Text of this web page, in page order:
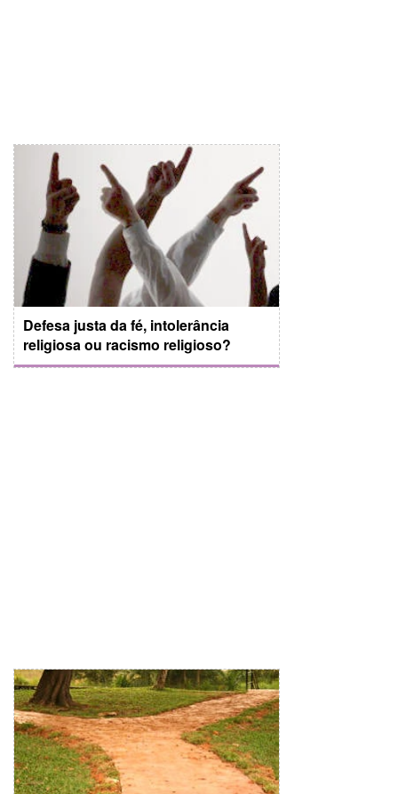
Defesa justa da fé, intolerância
religiosa ou racismo religioso?